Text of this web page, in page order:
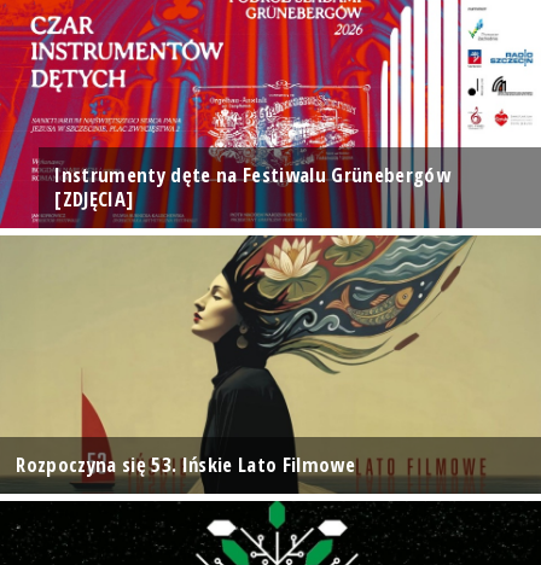
Instrumenty dęte na Festiwalu Grünebergów
[ZDJĘCIA]
Rozpoczyna się 53. Ińskie Lato Filmowe